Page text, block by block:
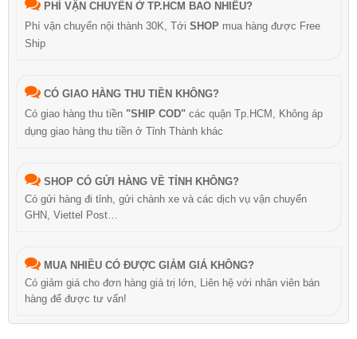
PHÍ VẬN CHUYỂN Ở TP.HCM BAO NHIÊU?
Phí vận chuyển nội thành 30K, Tới SHOP mua hàng được Free
Ship
CÓ GIAO HÀNG THU TIỀN KHÔNG?
Có giao hàng thu tiền "SHIP COD" các quận Tp.HCM, Không áp
dụng giao hàng thu tiền ở Tỉnh Thành khác
SHOP CÓ GỬI HÀNG VỀ TỈNH KHÔNG?
Có gửi hàng đi tỉnh, gửi chành xe và các dịch vụ vận chuyển
GHN, Viettel Post…
MUA NHIỀU CÓ ĐƯỢC GIẢM GIÁ KHÔNG?
Có giảm giá cho đơn hàng giá trị lớn, Liên hệ với nhân viên bán
hàng để được tư vấn!